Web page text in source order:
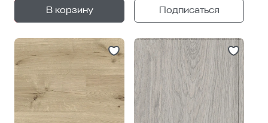
В корзину
— 1уп. Подписаться